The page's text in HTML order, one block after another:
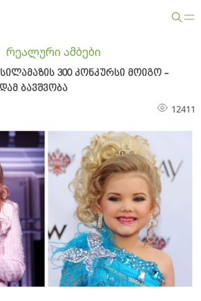
რეალური ამბები
300 კონკურსი მოიგო -
ბავშვობა
12411